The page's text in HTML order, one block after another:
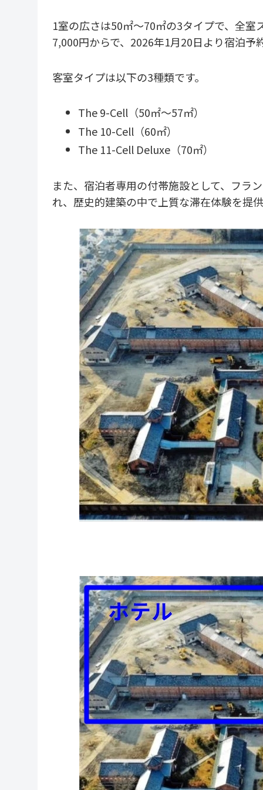
1室の広さは50㎡～70㎡の3タイプで、全
7,000円からで、2026年1月20日より宿泊予
客室タイプは以下の3種類です。
The 9-Cell（50㎡～57㎡）
The 10-Cell（60㎡）
The 11-Cell Deluxe（70㎡）
また、宿泊者専用の付帯施設として、フラ
れ、歴史的建築の中で上質な滞在体験を提